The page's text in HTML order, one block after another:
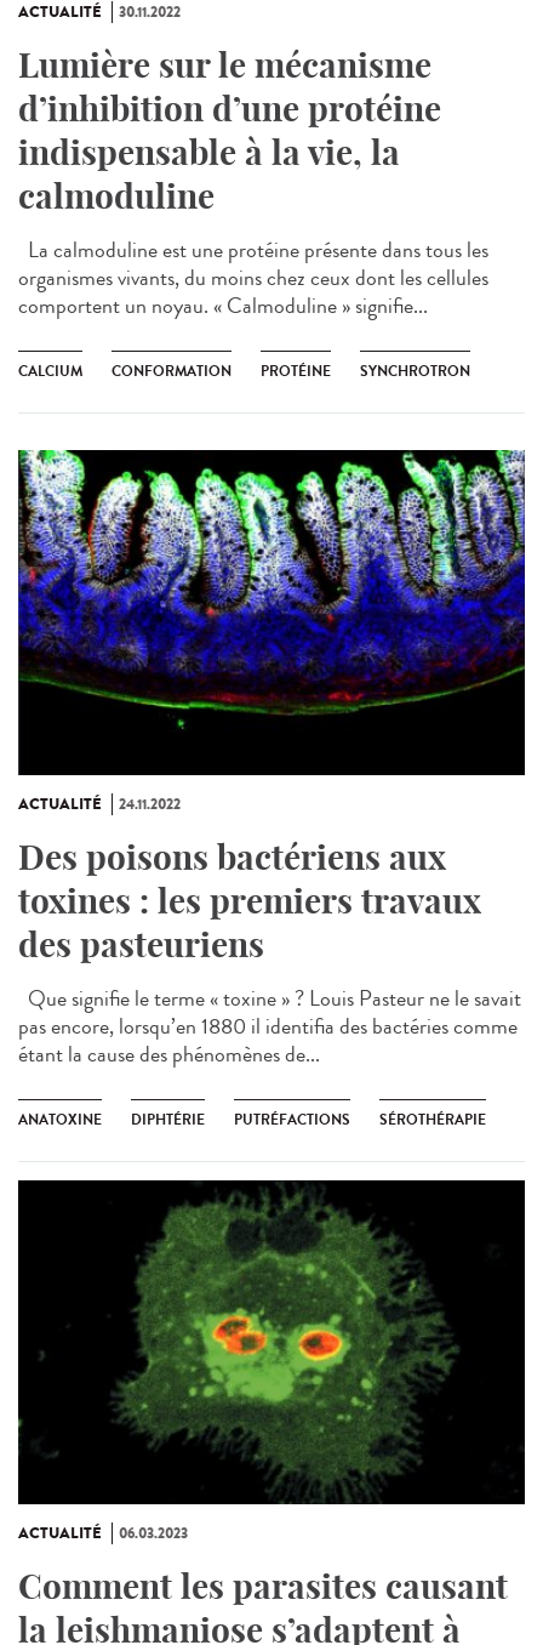
ACTUALITÉ 30.11.2022
Lumière sur le mécanisme
d’inhibition d’une protéine
indispensable à la vie, la
calmoduline
La calmoduline est une protéine présente dans tous les
organismes vivants, du moins chez ceux dont les cellules
comportent un noyau. « Calmoduline » signifie...
CALCIUM CONFORMATION PROTÉINE SYNCHROTRON
ACTUALITÉ 24.11.2022
Des poisons bactériens aux
toxines : les premiers travaux
des pasteuriens
Que signifie le terme « toxine » ? Louis Pasteur ne le savait
pas encore, lorsqu’en 1880 il identifia des bactéries comme
étant la cause des phénomènes de...
ANATOXINE DIPHTÉRIE PUTRÉFACTIONS SÉROTHÉRAPIE
ACTUALITÉ 06.03.2023
Comment les parasites causant
la leishmaniose s’adaptent à